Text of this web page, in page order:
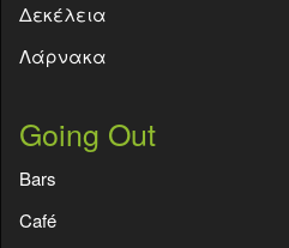
Δεκέλεια
Λάρνακα
Going Out
Bars
Café